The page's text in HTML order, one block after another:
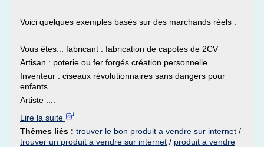
Voici quelques exemples basés sur des marchands réels :
Vous êtes... fabricant : fabrication de capotes de 2CV
Artisan : poterie ou fer forgés création personnelle
Inventeur : ciseaux révolutionnaires sans dangers pour
enfants
Artiste :...
Lire la suite
Thèmes liés : trouver le bon produit a vendre sur internet /
trouver un produit a vendre sur internet / produit a vendre